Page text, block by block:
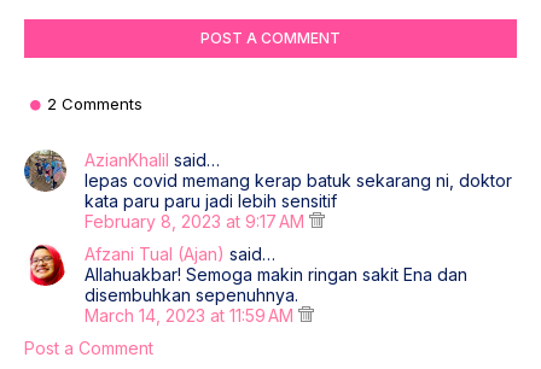
POST A COMMENT
2 Comments
AzianKhalil said…
lepas covid memang kerap batuk sekarang ni, doktor
kata paru paru jadi lebih sensitif
February 8, 2023 at 9:17 AM
Afzani Tual (Ajan) said…
Allahuakbar! Semoga makin ringan sakit Ena dan
disembuhkan sepenuhnya.
March 14, 2023 at 11:59 AM
Post a Comment